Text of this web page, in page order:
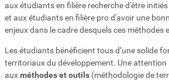
aux étudiants en filière recherche d'être
et aux étudiants en filière pro d'avoir une
enjeux dans le cadre desquels ces méthodes
Les étudiants bénéficient tous d’une solide
territoriaux du développement. Une attention
auxméthodes et outils (méthodologie de